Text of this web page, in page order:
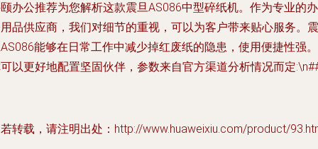
办公推荐为您解析这款震旦AS086中型碎纸机。作为专业的办
品供应商，我们对细节的重视，可以为客户带来贴心服务。震
能够在日常工作中减少掉红废纸的隐患，使用便捷性强。
以更好地配置坚固伙伴，参数来自官方渠道分析情况而定
转载，请注明出处：http://www.huaweixiu.com/product/